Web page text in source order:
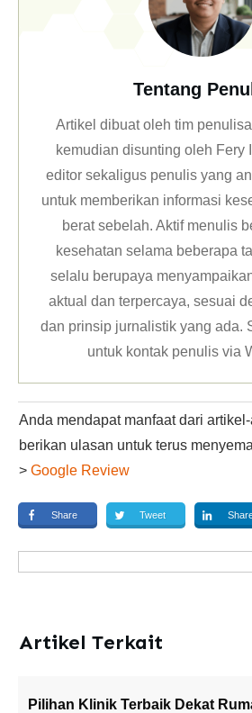
Tentang
Artikel dibuat oleh tim
kemudian disunting oleh Fery
editor sekaligus penulis yang
untuk memberikan informasi
berat sebelah. Aktif menulis
kesehatan selama beberapa
selalu berupaya
aktual dan terpercaya, sesuai
dan prinsip jurnalistik yang ada.
untuk kontak penulis via
Anda mendapat manfaat dari
berikan ulasan untuk terus
> Google Review
Share Tweet
Artikel Terkait
Pilihan Klinik Terbaik Dekat